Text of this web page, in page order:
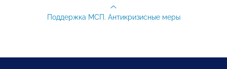
Поддержка МСП. Антикризисные меры